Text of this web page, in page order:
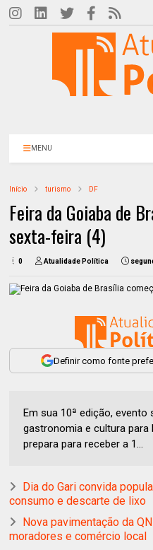
MENU
Início turismo DF
Feira da Goiaba de
sexta-feira (4)
0 Atualidade Política
Definir como fonte
Em sua 10ª edição, evento
gastronomia e cultura para
prepara para receber a 1...
Dia do Gari convida
consumo e descarte de lixo
Nova pavimentação da
moradores e comércio local